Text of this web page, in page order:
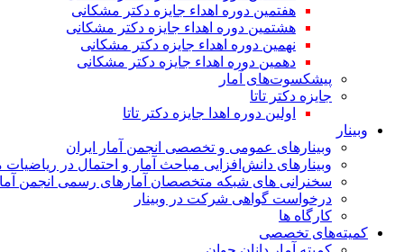
هفتمین دوره اهداء جایزه دکتر مشکانی
هشتمین دوره اهداء جایزه دکتر مشکانی
نهمین دوره اهداء جایزه دکتر مشکانی
دهمین دوره اهداء جایزه دکتر مشکانی
پیشکسوت‌های آمار
جایزه دکتر تاتا
اولین دوره اهدا جایزه دکتر تاتا
وبینار
وبینارهای عمومی و تخصصی انجمن آمار ایران
وبینارهای دانش‌افزایی مباحث آمار و احتمال در
سخنرانی های شبکه متخصصان آمارهای رسمی انجمن
درخواست گواهی شرکت در وبینار
کارگاه ها
کمیته‌های تخصصی